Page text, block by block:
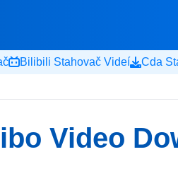
Bilibili Stahovač Videí Cda
Video